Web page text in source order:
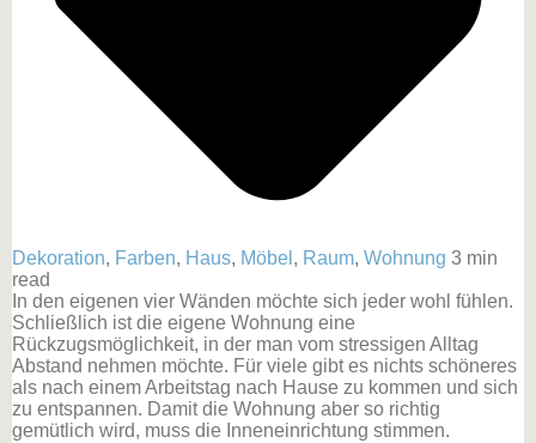
Dekoration, Farben, Haus, Möbel , Raum, Wohnung 3 min
read
In den eigenen vier Wänden möchte sich jeder wohl fühlen.
Schließlich ist die eigene Wohnung eine
Rückzugsmöglichkeit, in der man vom stressigen Alltag
Abstand nehmen möchte. Für viele gibt es nichts schöneres
als nach einem Arbeitstag nach Hause zu kommen und sich
zu entspannen. Damit die Wohnung aber so richtig
gemütlich wird, muss die Inneneinrichtung stimmen.